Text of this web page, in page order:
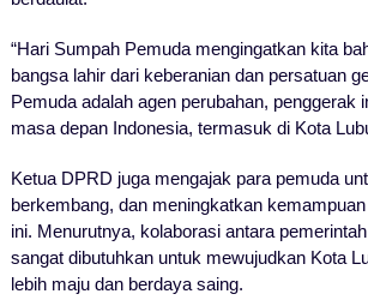
“Hari Sumpah Pemuda mengingatkan kita
bangsa lahir dari keberanian dan persatuan
Pemuda adalah agen perubahan, penggerak
masa depan Indonesia, termasuk di Kota
Ketua DPRD juga mengajak para pemuda
berkembang, dan meningkatkan
ini. Menurutnya, kolaborasi antara
sangat dibutuhkan untuk mewujudkan Kota
lebih maju dan berdaya saing.